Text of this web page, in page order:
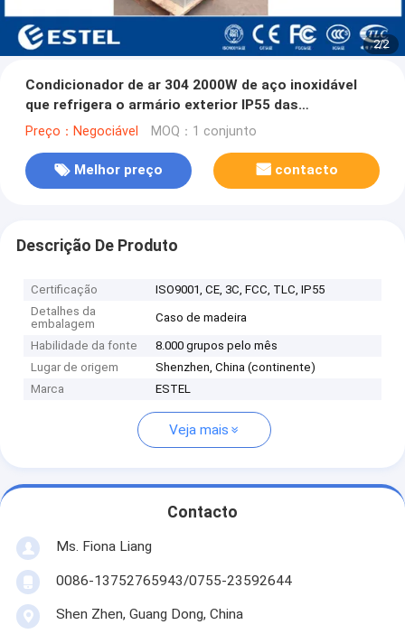
2/2
Condicionador de ar 304 2000W de aço inoxidável
que refrigera o armário exterior IP55 das
telecomunicações
Preço：Negociável MOQ：1 conjunto
Melhor preço contacto
Descrição De Produto
Certificação
ISO9001, CE, 3C, FCC, TLC, IP55
Detalhes da
embalagem
Caso de madeira
Habilidade da fonte
8.000 grupos pelo mês
Lugar de origem
Shenzhen, China (continente)
Marca
ESTEL
Veja mais
Contacto
Ms. Fiona Liang
0086-13752765943/0755-23592644
Shen Zhen, Guang Dong, China